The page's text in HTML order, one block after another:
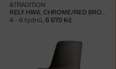
RELY HW6, CHROME/RED BROWN
&TRADITION
4 - 6 týdnů, 6 670 Kč